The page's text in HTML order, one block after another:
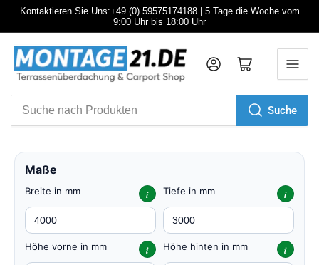
Kontaktieren Sie Uns:+49 (0) 59575174188 | 5 Tage die Woche vom
9:00 Uhr bis 18:00 Uhr
Produkten
Suche
AnmeldenMini-Warenkorb öffnen